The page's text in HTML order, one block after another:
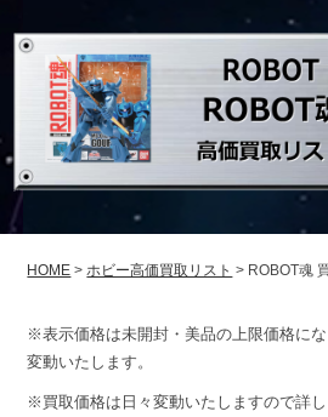
プ
魂
取
表
2025HOME >ホビー高価買取リスト > ROBOT魂
※表示価格は未開封・美品の上限価格に
変動いたします。
※買取価格は日々変動いたしますので詳